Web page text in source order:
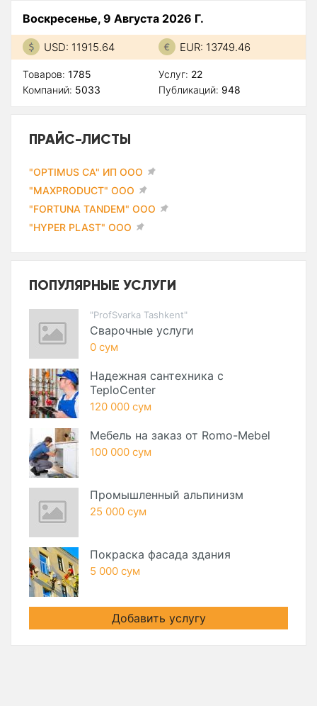
Воскресенье, 9 Августа 2026 Г.
USD: 11915.64 EUR: 13749.46
Товаров: 1785
Компаний: 5033
Услуг: 22
Публикаций: 948
ПРАЙС-ЛИСТЫ
"OPTIMUS CA" ИП ООО
"MAXPRODUCT" ООО
"FORTUNA TANDEM" ООО
"HYPER PLAST" ООО
ПОПУЛЯРНЫЕ УСЛУГИ
"ProfSvarka Tashkent"
Сварочные услуги
0 сум
Надежная сантехника с
TeploCenter
120 000 сум
Мебель на заказ от Romo-Mebel
100 000 сум
Промышленный альпинизм
25 000 сум
Покраска фасада здания
5 000 сум
Добавить услугу